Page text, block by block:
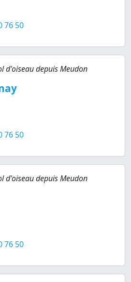
76 50
d'oiseau depuis Meudon
76 50
d'oiseau depuis Meudon
76 50